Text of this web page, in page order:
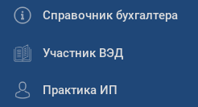
Справочник бухгалтера
Участник ВЭД
Практика ИП